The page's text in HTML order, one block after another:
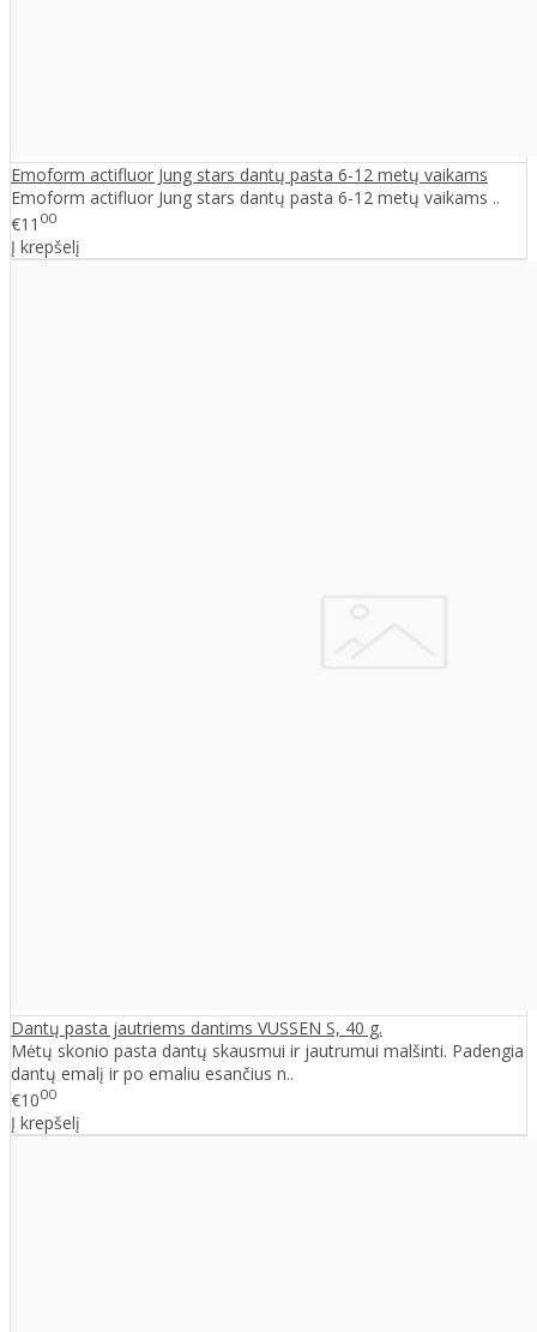
Emoform actifluor Jung stars dantų pasta 6-12 metų vaikams
Emoform actifluor Jung stars dantų pasta 6-12 metų vaikams ..
€11 00
Į krepšelį
Dantų pasta jautriems dantims VUSSEN S, 40 g.
Mėtų skonio pasta dantų skausmui ir jautrumui malšinti. Padengia
dantų emalį ir po emaliu esančius n..
€1000
Į krepšelį